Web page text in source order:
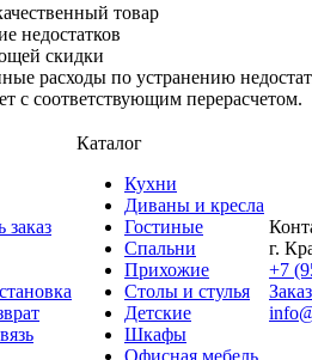
товар
недостатков
скидки
расходы по устранению
с соответствующим перерасчетом.
заказ
Каталог
Кухни
Диваны и кресла
Гостиные
Спальни
Прихожие
Столы и стулья
Детские
Шкафы
Офисная мебель
г.
+7